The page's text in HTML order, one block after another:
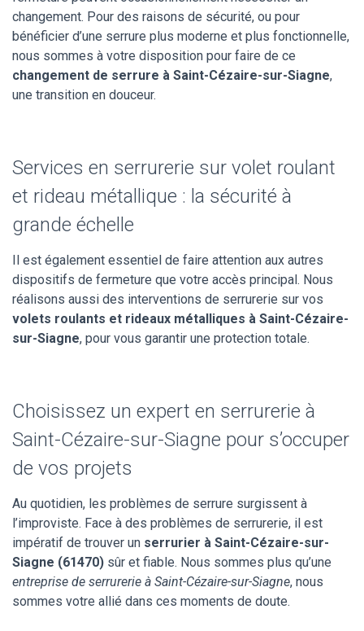
changement. Pour des raisons de sécurité, ou pour
bénéficier d’une serrure plus moderne et plus fonctionnelle,
nous sommes à votre disposition pour faire de ce
changement de serrure à Saint-Cézaire-sur-Siagne,
une transition en douceur.
Services en serrurerie sur volet roulant
et rideau métallique : la sécurité à
grande échelle
Il est également essentiel de faire attention aux autres
dispositifs de fermeture que votre accès principal. Nous
réalisons aussi des interventions de serrurerie sur vos
volets roulants et rideaux métalliques à Saint-Cézaire-
sur-Siagne, pour vous garantir une protection totale.
Choisissez un expert en serrurerie à
Saint-Cézaire-sur-Siagne pour s’occuper
de vos projets
Au quotidien, les problèmes de serrure surgissent à
l’improviste. Face à des problèmes de serrurerie, il est
impératif de trouver un serrurier à Saint-Cézaire-sur-
Siagne (61470) sûr et fiable. Nous sommes plus qu’une
entreprise de serrurerie à Saint-Cézaire-sur-Siagne, nous
sommes votre allié dans ces moments de doute.